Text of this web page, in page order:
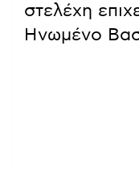
στελέχη
Ηνωμένο